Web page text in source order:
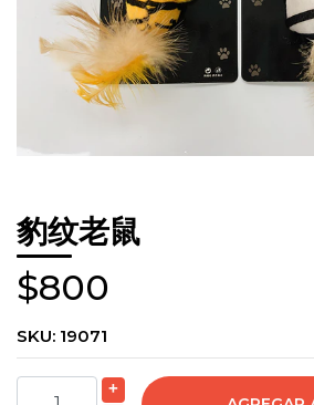
豹纹老鼠
$800
SKU: 19071
+